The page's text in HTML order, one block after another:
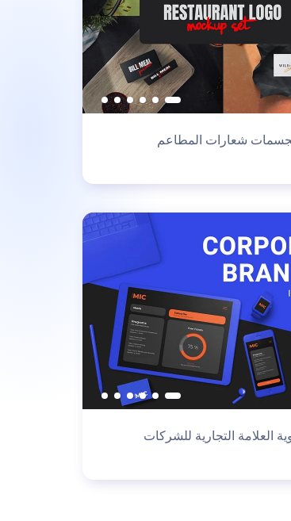
شعارات المطاعم
العلامة التجارية للشركات